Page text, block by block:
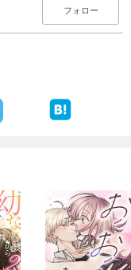
フォロー